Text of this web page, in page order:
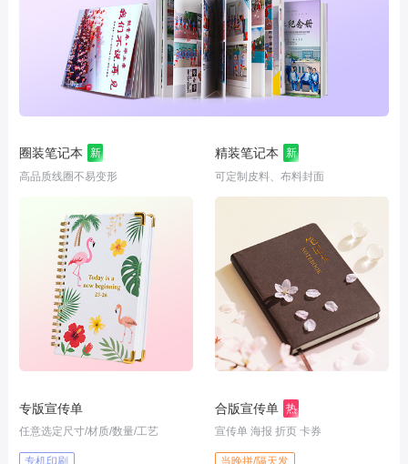
圈装笔记本
新
高品质线圈不易变形
精装笔记本
新
可定制皮料、布料封面
专版宣传单
任意选定尺寸/材质/数量/工艺
专机印刷
合版宣传单 热
宣传单 海报 折页 卡券
当晚拼/隔天发